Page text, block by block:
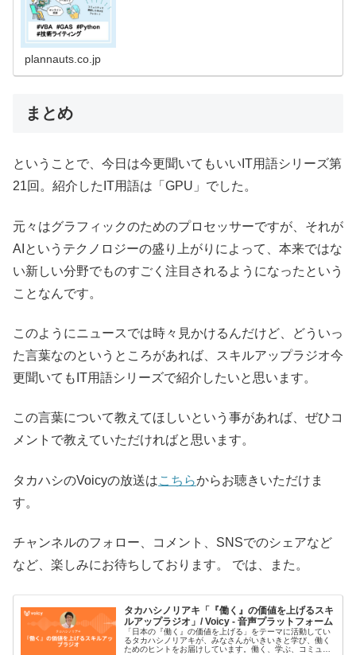
plannauts.co.jp
まとめ
ということで、今日は今更聞いてもいいIT用語シリーズ第
21回。紹介したIT用語は「GPU」でした。
元々はグラフィックのためのプロセッサーですが、それが
AIというテクノロジーの盛り上がりによって、本来ではな
い新しい分野でものすごく注目されるようになったという
ことなんです。
このようにニュースでは時々見かけるんだけど、どういっ
た言葉なのというところがあれば、スキルアップラジオ今
更聞いてもIT用語シリーズで紹介したいと思います。
この言葉について教えてほしいという事があれば、ぜひコ
メントで教えていただければと思います。
タカハシのVoicyの放送はこちらからお聴きいただけま
す。
チャンネルのフォロー、コメント、SNSでのシェアなど
など、楽しみにお待ちしております。 では、また。
タカハシノリアキ「『働く』の価値を上げるスキ
ルアップラジオ」/ Voicy - 音声プラットフォーム
「日本の『働く』の価値を上げる」をテーマに活動してい
るタカハシノリアキが、みなさんがいきいきと学び、働く
ためのヒントをお届けしています。働く、学ぶ、コミュニ